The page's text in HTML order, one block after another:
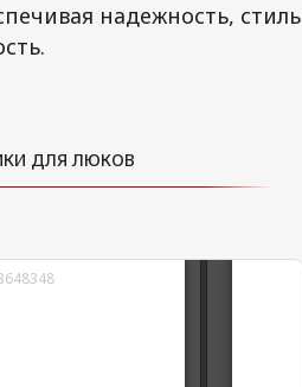
надежность, стиль
ДЛЯ ЛЮКОВ